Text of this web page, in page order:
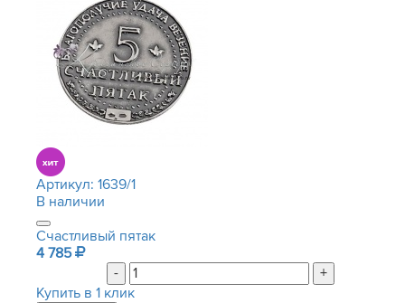
Артикул: 1639/1
В наличии
Счастливый пятак
4 785
-
+
Купить в 1 клик